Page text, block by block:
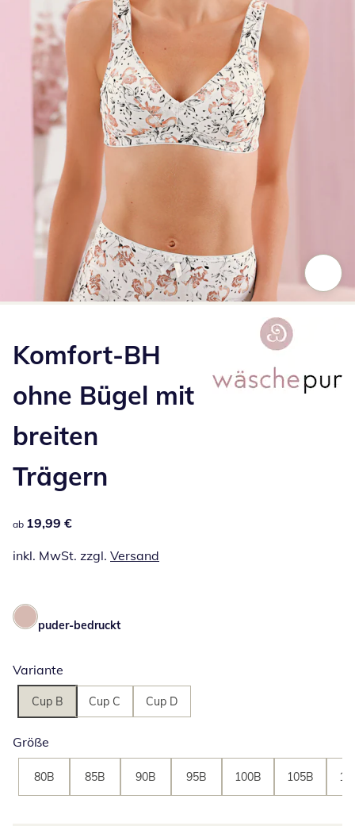
Komfort-BH
ohne Bügel mit
breiten
Trägern
19,99 €
ab 19,99 €
inkl. MwSt. zzgl. Versand
puder-bedruckt
Variante
Cup B Cup C Cup D
Größe
80B 85B 90B 95B 100B 105B